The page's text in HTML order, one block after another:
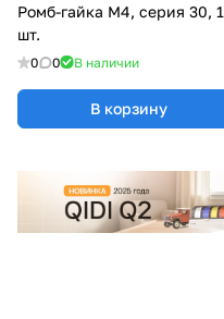
Ромб-гайка М4, серия 30, 1
шт.
0 0 В наличии
В корзину